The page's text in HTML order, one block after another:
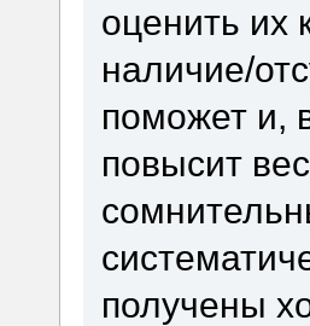
оценить их
наличие/
поможет и,
повысит
получены